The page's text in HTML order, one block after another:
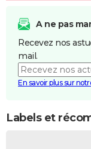
A ne pas
Recevez nos
mail.
En savoir plus sur
Labels et